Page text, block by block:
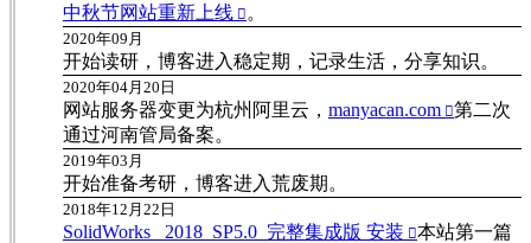
中秋节网站重新上线
。
2020年09月
开始读研，博客进入稳定期，记录生活，分享知识。
2020年04月20日
网站服务器变更为杭州阿里云， manyacan.com
第二次
通过河南管局备案。
2019年03月
开始准备考研，博客进入荒废期。
2018年12月22日
SolidWorks_ 2018_SP5.0_完整集成版 安装
本站第一篇